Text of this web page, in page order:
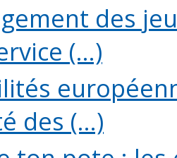
des
(...)
des (...)